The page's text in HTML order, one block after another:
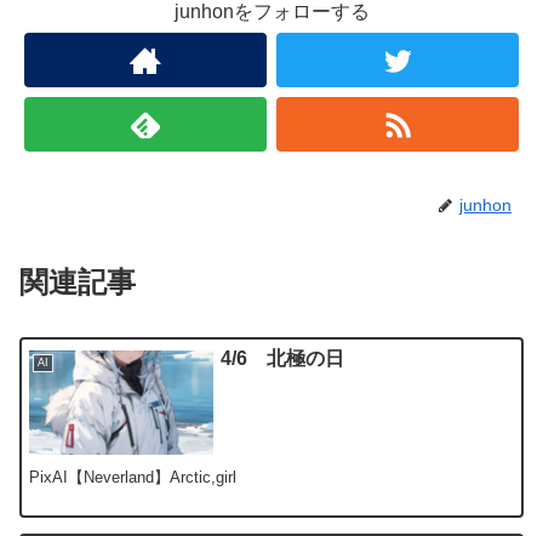
junhonをフォローする
junhon
関連記事
AI 4/6 北極の日
PixAI【Neverland】Arctic,girl